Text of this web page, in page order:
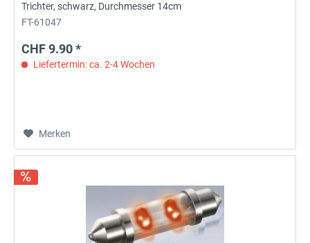
Trichter, schwarz, Durchmesser 14cm
FT-61047
CHF 9.90 *
Liefertermin: ca. 2-4 Wochen
Merken